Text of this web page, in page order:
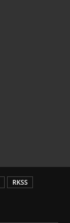
RKSS